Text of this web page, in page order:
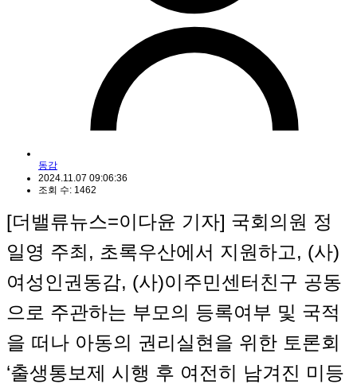
동감
2024.11.07 09:06:36
조회 수: 1462
[더밸류뉴스=이다윤 기자] 국회의원 정
일영 주최, 초록우산에서 지원하고, (사)
여성인권동감, (사)이주민센터친구 공동
으로 주관하는 부모의 등록여부 및 국적
을 떠나 아동의 권리실현을 위한 토론회
‘출생통보제 시행 후 여전히 남겨진 미등